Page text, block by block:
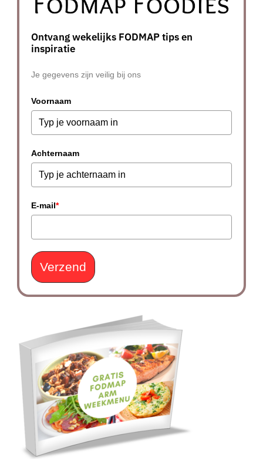
Ontvang wekelijks FODMAP tips en
inspiratie
Je gegevens zijn veilig bij ons
Voornaam
Achternaam
E-mail*
Verzend